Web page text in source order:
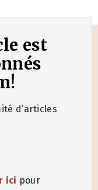
est
d’articles
ici pour